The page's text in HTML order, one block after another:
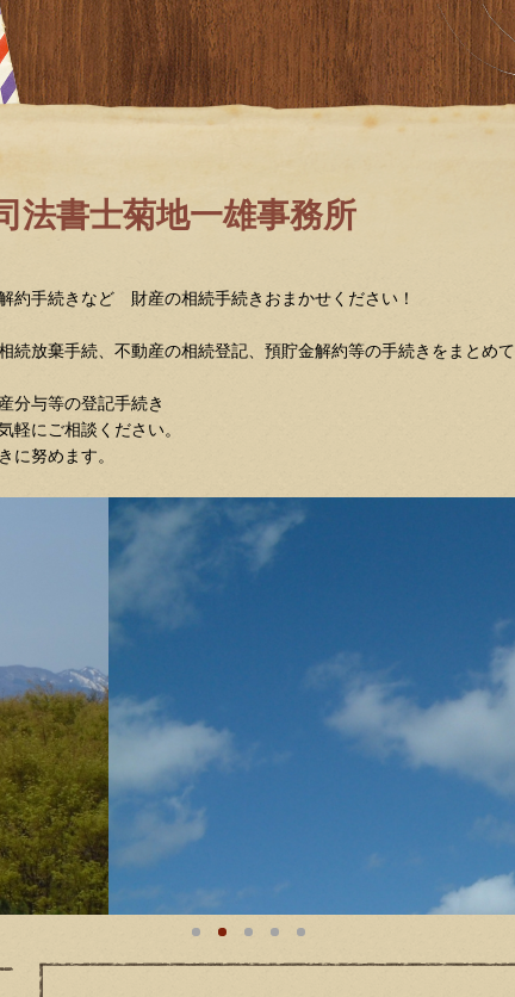
書士菊地一雄事務所
約手続きなど 財産の相続手続きおまかせください！
続放棄手続、不動産の相続登記、預貯金解約等の手続きをまとめ
分与等の登記手続き
にご相談ください。
に努めます。